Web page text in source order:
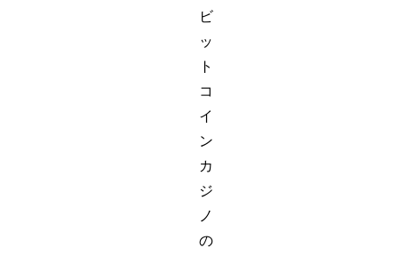
ビ
ッ
ト
コ
イ
ン
カ
ジ
ノ
の